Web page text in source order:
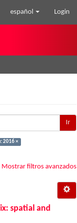
español Login
Ir
2016 ×
Mostrar filtros avanzados
spatial and